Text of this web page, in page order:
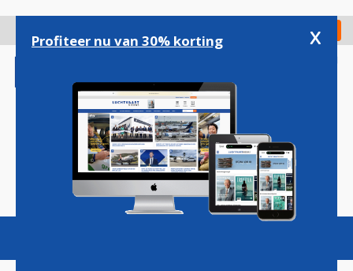
gaan
Check in
Magazine Podcasts Vacatures
Profiteer nu van 30% korting x